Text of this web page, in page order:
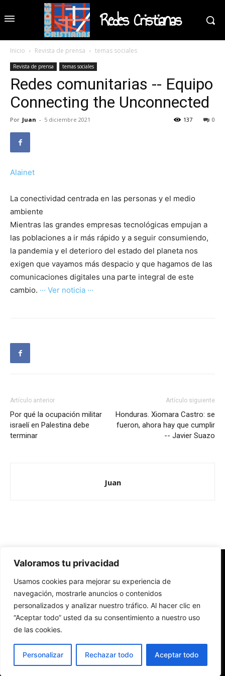
Valoramos tu privacidad
Usamos cookies para mejorar su experiencia de
navegación, mostrarle anuncios o contenidos
personalizados y analizar nuestro tráfico. Al hacer clic en
“Aceptar todo” usted da su consentimiento a nuestro uso
de las cookies.
Personalizar Rechazar todo Aceptar todo
Redes Cristianas
Inicio Revista de prensa temas sociales
Revista de prensa temas sociales
Redes comunitarias -- Equipo
Connecting the Unconnected
Por Juan - 5 diciembre 2021 0
137
Alainet
La conectividad centrada en las personas y el medio
ambiente
Mientras las grandes empresas tecnológicas empujan a
las poblaciones a ir más rápido y a seguir consumiendo,
la pandemia y el deterioro del estado del planeta nos
exigen que vayamos más despacio y que hagamos de las
comunicaciones digitales una parte integral de este
cambio. ··· Ver noticia ···
Artículo anterior
Por qué la ocupación militar
israelí en Palestina debe
terminar
Artículo siguiente
Honduras. Xiomara Castro: se
fueron, ahora hay que cumplir
-- Javier Suazo
Juan
Redes Cristianas
Una mirada alternativa sobre la Iglesia católica y la sociedad
- Colectivos de Redes Cristianas